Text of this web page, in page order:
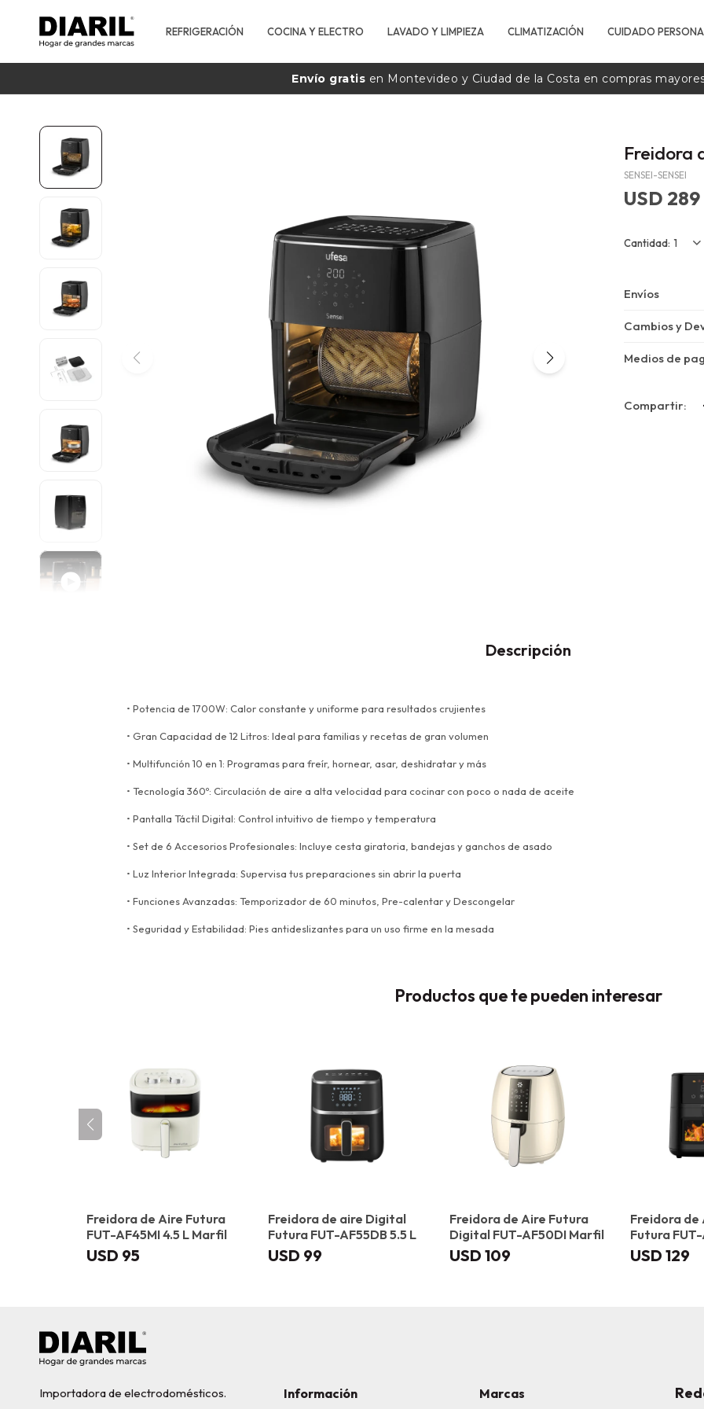
REFRIGERACIÓN COCINA Y ELECTRO LAVADO Y LIMPIEZA CLIMATIZACIÓN CUIDADO
Envío gratis en Montevideo y Ciudad de la Costa en compras
Freidora
SENSEI-SENSEI
USD 289
1
Envíos
Cambios y
Medios de
Descripción
• Potencia de 1700W: Calor constante y uniforme para resultados crujientes
• Gran Capacidad de 12 Litros: Ideal para familias y recetas de gran volumen
• Multifunción 10 en 1: Programas para freír, hornear, asar, deshidratar y más
• Tecnología 360º: Circulación de aire a alta velocidad para cocinar con poco o nada de aceite
• Pantalla Táctil Digital: Control intuitivo de tiempo y temperatura
• Set de 6 Accesorios Profesionales: Incluye cesta giratoria, bandejas y ganchos de asado
• Luz Interior Integrada: Supervisa tus preparaciones sin abrir la puerta
• Funciones Avanzadas: Temporizador de 60 minutos, Pre-calentar y Descongelar
• Seguridad y Estabilidad: Pies antideslizantes para un uso firme en la mesada
Productos que te pueden interesar
Freidora de Aire Futura
FUT-AF45MI 4.5 L Marfil
USD 95
Freidora de aire Digital
Futura FUT-AF55DB 5.5 L
USD 99
Freidora de Aire Futura
Digital FUT-AF50DI Marfil
USD 109
Freidora
Futura
USD 129
Importadora de electrodomésticos.
Marcas
Información